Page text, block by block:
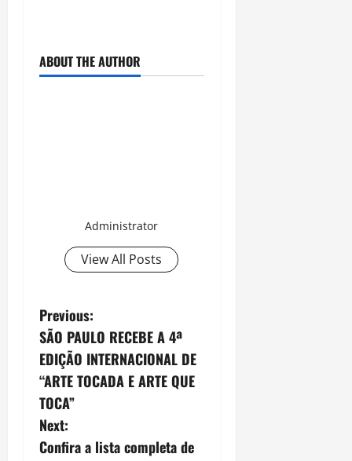
ABOUT THE AUTHOR
Administrator
View All Posts
P
o
s
t
n
Previous:
SÃO PAULO RECEBE A 4ª
EDIÇÃO INTERNACIONAL DE
“ARTE TOCADA E ARTE QUE
TOCA”
Next:
Confira a lista completa de